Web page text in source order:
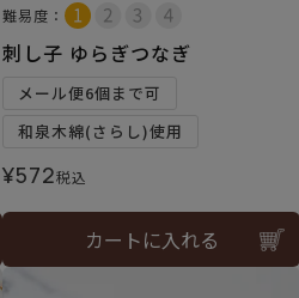
難易度：
刺し子 ゆらぎつなぎ
メール便6個まで可
和泉木綿(さらし)使用
¥572税込
カートに入れる